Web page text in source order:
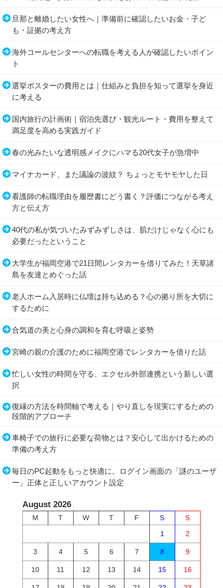
旦那と離婚したい女性へ｜準備前に確認したいお金・子ど
も・証拠の考え方
海外コールセンターへの転職を考える人が確認したいポイン
ト
選挙ポスターの費用とは｜仕組みと負担を知って選挙を身近
に考える
国内旅行の計画術｜宿泊先選び・観光ルート・費用を整えて
満足度を高める実践ガイド
春の光みたいな透明感メイクにハマる20代女子が急増中
マイナカード、また議論の波紋？ ちょっとモヤモヤした日
看護師の転職理由を履歴書にどう書く？評価につながる考え
方と伝え方
40代の私が気づいたみずみずしさは、肌だけじゃなく心にも
必要だったということ
大学生が福岡空港で21日間レンタカーを借りてみた！天草諸
島を友達とめぐった話
老人ホーム入居時に仏壇は持ち込める？心の拠り所を大切に
するために
合気道の美と心身の調和を育む呼吸と姿勢
宮崎の親の介護のために福岡空港でレンタカーを借りた話
忙しい女性の時間を守る、エクセル外部連携という新しい選
択
復縁の方法を時間軸で考える｜やり直しを現実にするための
段階的アプローチ
車椅子での旅行に必要な荷物とは？安心して出かけるための
準備の考え方
毎日のPC起動をもっと快適に。ログイン画面の「謎のユーザ
ー」正体と正しいアカウント設定
August 2026
M T W T F S
S
1
2
3 4 5 6 7 8 9
10 11 12 13 14 15 16